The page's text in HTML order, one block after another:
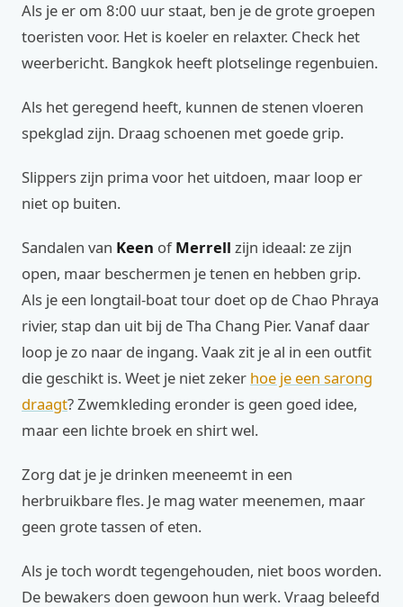
Als je er om 8:00 uur staat, ben je de grote groepen
toeristen voor. Het is koeler en relaxter. Check het
weerbericht. Bangkok heeft plotselinge regenbuien.
Als het geregend heeft, kunnen de stenen vloeren
spekglad zijn. Draag schoenen met goede grip.
Slippers zijn prima voor het uitdoen, maar loop er
niet op buiten.
Sandalen van Keen ofMerrell zijn ideaal: ze zijn
open, maar beschermen je tenen en hebben grip.
Als je een longtail-boat tour doet op de Chao Phraya
rivier, stap dan uit bij de Tha Chang Pier. Vanaf daar
loop je zo naar de ingang. Vaak zit je al in een outfit
die geschikt is. Weet je niet zeker hoe je een sarong
draagt? Zwemkleding eronder is geen goed idee,
maar een lichte broek en shirt wel.
Zorg dat je je drinken meeneemt in een
herbruikbare fles. Je mag water meenemen, maar
geen grote tassen of eten.
Als je toch wordt tegengehouden, niet boos worden.
De bewakers doen gewoon hun werk. Vraag beleefd